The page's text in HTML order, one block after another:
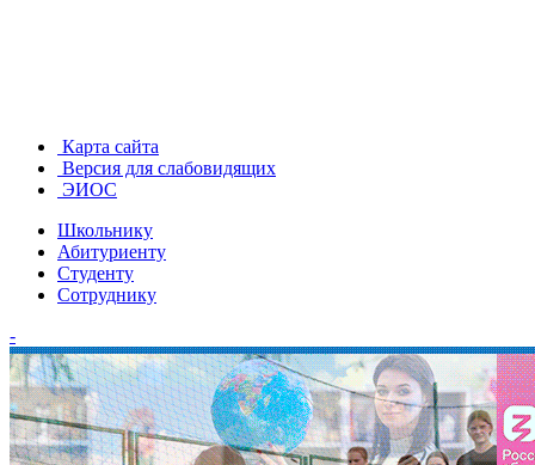
Карта сайта
Версия для слабовидящих
ЭИОС
Школьнику
Абитуриенту
Студенту
Сотруднику
-